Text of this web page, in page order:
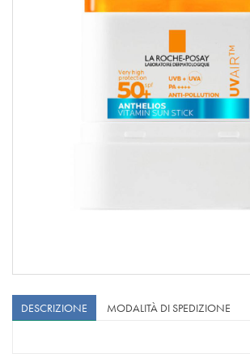
DESCRIZIONE MODALITÀ DI SPEDIZIONE